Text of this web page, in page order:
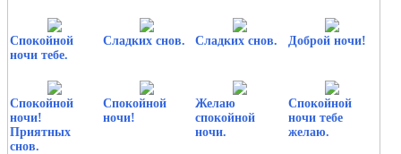
Спокойной
ночи тебе.
Сладких снов. Сладких снов. Доброй ночи!
Спокойной
ночи!
Приятных
снов.
Спокойной
ночи!
Желаю
спокойной
ночи.
Спокойной
ночи тебе
желаю.